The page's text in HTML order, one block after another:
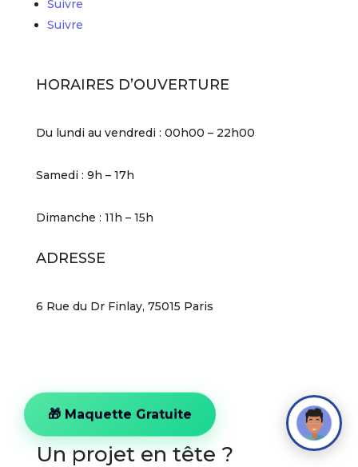
Suivre
Suivre
HORAIRES D’OUVERTURE
Du lundi au vendredi : 00h00 – 22h00
Samedi : 9h – 17h
Dimanche : 11h – 15h
ADRESSE
6 Rue du Dr Finlay, 75015 Paris
Un projet en tête ?
🎁 Maquette Gratuite